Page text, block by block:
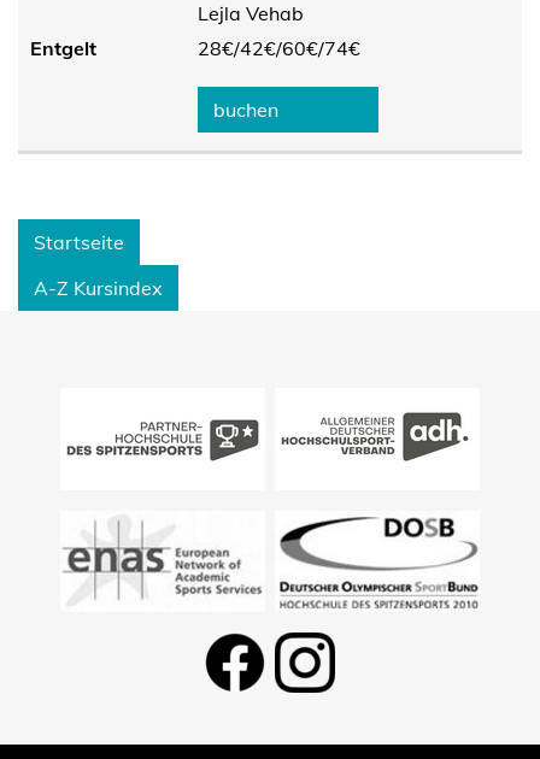
Lejla Vehab
Entgelt
28€/42€/60€/74€
buchen
Startseite
A-Z Kursindex